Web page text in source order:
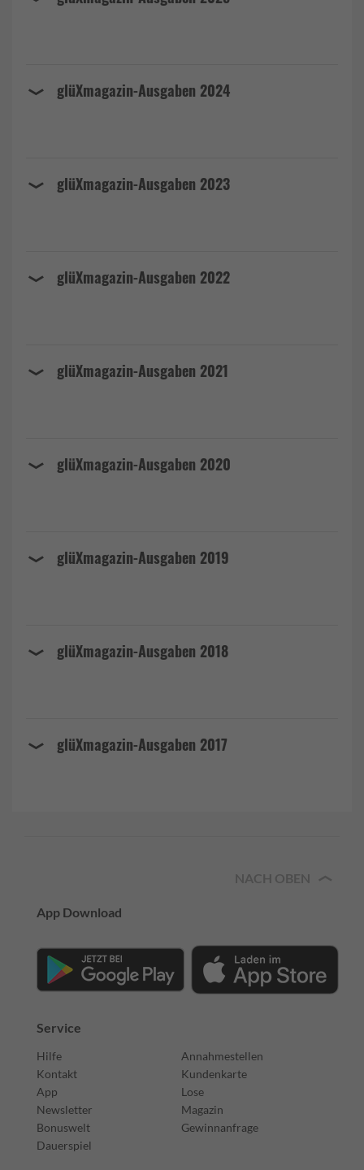
glüXmagazin-Ausgaben 2024
glüXmagazin-Ausgaben 2023
glüXmagazin-Ausgaben 2022
glüXmagazin-Ausgaben 2021
glüXmagazin-Ausgaben 2020
glüXmagazin-Ausgaben 2019
glüXmagazin-Ausgaben 2018
glüXmagazin-Ausgaben 2017
NACH OBEN
App Download
Service
Hilfe
Kontakt
App
Newsletter
Bonuswelt
Dauerspiel
Annahmestellen
Kundenkarte
Lose
Magazin
Gewinnanfrage